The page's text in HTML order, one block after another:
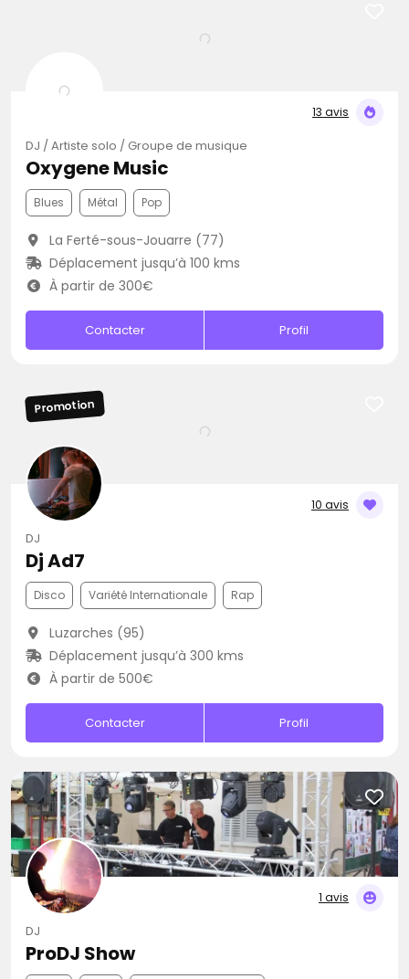
13 avis
DJ / Artiste solo / Groupe de musique
Oxygene Music
Blues Métal Pop
La Ferté-sous-Jouarre (77)
Déplacement jusqu’à 100 kms
À partir de 300€
Contacter Profil
10 avis
Promotion
DJ
Dj Ad7
Disco Variété Internationale Rap
Luzarches (95)
Déplacement jusqu’à 300 kms
À partir de 500€
Contacter Profil
1 avis
DJ
ProDJ Show